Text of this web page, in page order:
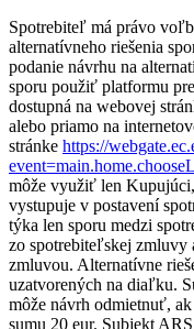
Spotrebiteľ má právo
alternatívneho riešenia
podanie návrhu na
sporu použiť platformu
dostupná na webovej
alebo priamo na
stránke https://
môže využiť len
vystupuje v postavení
týka len sporu medzi
zo spotrebiteľskej zmluvy
zmluvou. Alternatívne
uzatvorených na diaľku.
môže návrh odmietnuť,
sumu 20 eur. Subjekt